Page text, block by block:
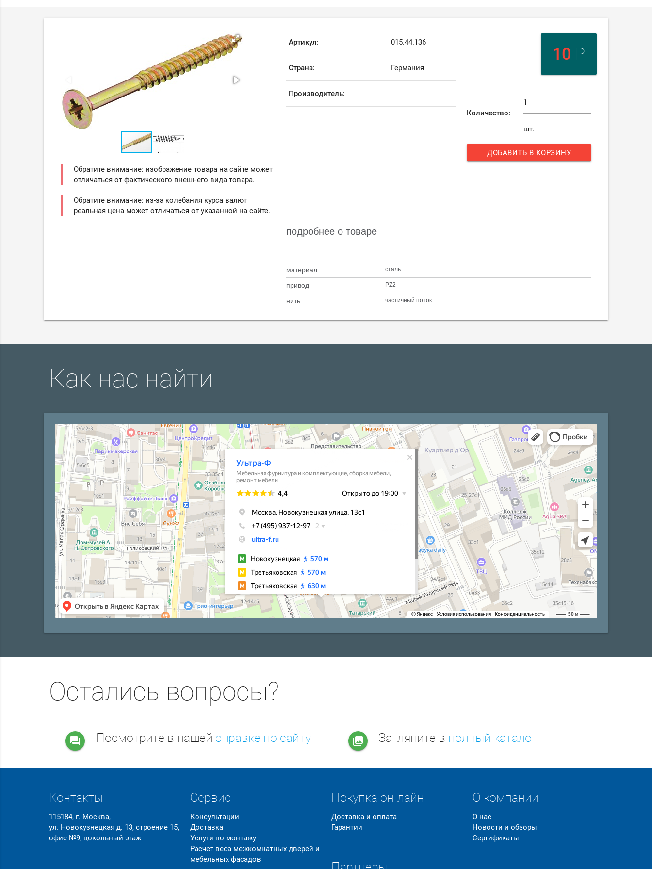
Обратите внимание: изображение товара на сайте может
отличаться от фактического внешнего вида товара.
Обратите внимание: из-за колебания курса валют
реальная цена может отличаться от указанной на сайте.
Артикул: 015.44.136
Страна: Германия
Производитель:
10 ₽
Количество:
шт.
ДОБАВИТЬ В КОРЗИНУ
подробнее о товаре
материал сталь
привод PZ2
нить частичный поток
Как нас найти
Остались вопросы?
question_answer Посмотрите в нашей справке по сайту collections Загляните в полный каталог
Контакты
115184, г. Москва,
ул. Новокузнецкая д. 13, строение 15,
офис №9, цокольный этаж
Сервис
Консультации
Доставка
Услуги по монтажу
Расчет веса межкомнатных дверей и
мебельных фасадов
Покупка он-лайн
Доставка и оплата
Гарантии
О компании
О нас
Новости и обзоры
Сертификаты